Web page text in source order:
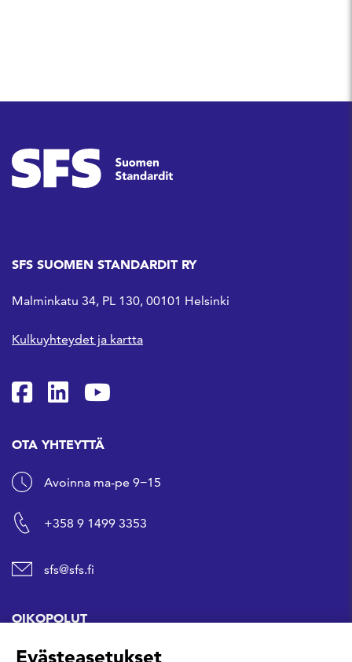
SFS SUOMEN STANDARDIT RY
Malminkatu 34, PL 130, 00101 Helsinki
Kulkuyhteydet ja kartta
SFS Facebookissa
SFS Linkedinissä
SFS Youtubessa
OTA YHTEYTTÄ
Avoinna ma-pe 9−15
+358 9 1499 3353
sfs@sfs.fi
OIKOPOLUT
Hanki standardi
Evästeasetukset